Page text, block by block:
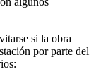
si la obra
por parte del